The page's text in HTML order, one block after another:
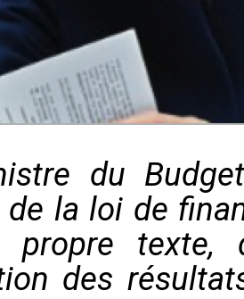
du
de la loi de
propre texte,
des